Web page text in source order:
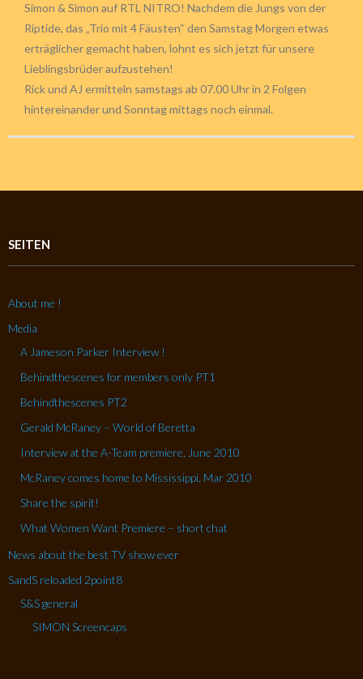
Simon & Simon auf RTL NITRO! Nachdem die Jungs von der
Riptide, das „Trio mit 4 Fäusten“ den Samstag Morgen etwas
erträglicher gemacht haben, lohnt es sich jetzt für unsere
Lieblingsbrüder aufzustehen!
Rick und AJ ermitteln samstags ab 07.00 Uhr in 2 Folgen
hintereinander und Sonntag mittags noch einmal.
SEITEN
About me !
Media
A Jameson Parker Interview !
Behindthescenes for members only PT1
Behindthescenes PT2
Gerald McRaney – World of Beretta
Interview at the A-Team premiere, June 2010
McRaney comes home to Mississippi, Mar 2010
Share the spirit!
What Women Want Premiere – short chat
News about the best TV show ever
SandS reloaded 2point8
S&S general
SIMON Screencaps